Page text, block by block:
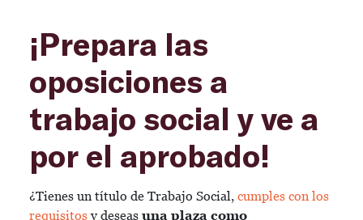
¡Prepara las
oposiciones a
trabajo social y ve a
por el aprobado!
¿Tienes un título de Trabajo Social, cumples con los
requisitosy deseas una plaza como